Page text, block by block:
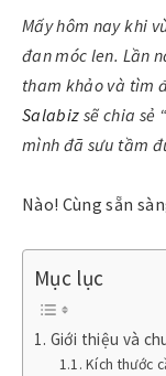
Mấy hôm nay khi
đan móc len. Lần
tham khảo và tìm
Salabiz sẽ chia sẻ
mình đã sưu tầm
Nào! Cùng sẵn
Mục lục
Giới thiệu và
Kích thước